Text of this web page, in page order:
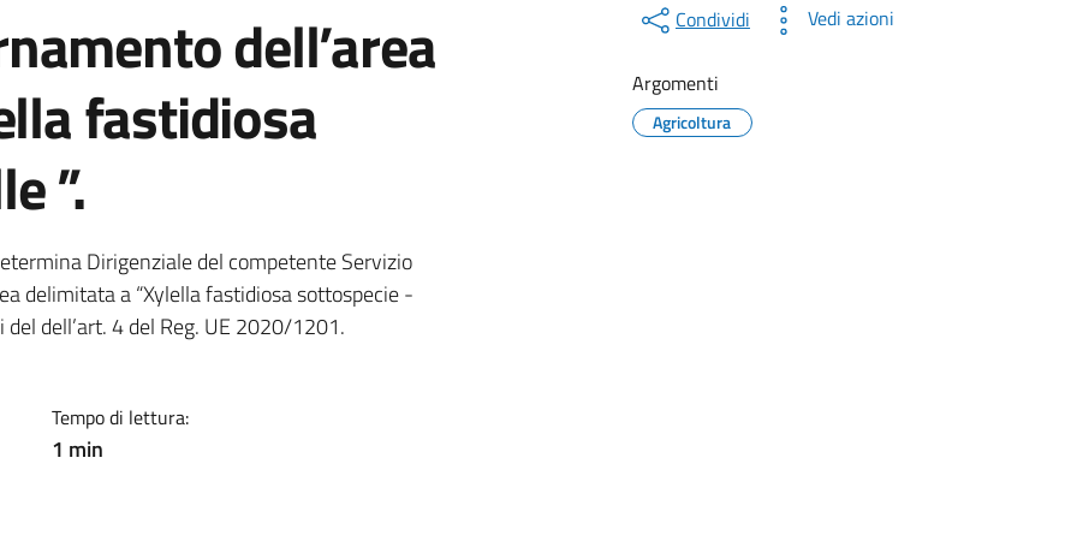
dell’area
fastidiosa
”.
Dirigenziale del competente Servizio
delimitata a “Xylella fastidiosa sottospecie -
dell’art. 4 del Reg. UE 2020/1201.
Tempo di lettura:
1 min
Condividi Vedi azioni
Argomenti
Agricoltura